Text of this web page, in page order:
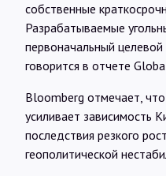
собственные
Разрабатываемые
первоначальный
говорится в отчете
Bloomberg отмечает,
усиливает зависимость
последствия резкого
геополитической